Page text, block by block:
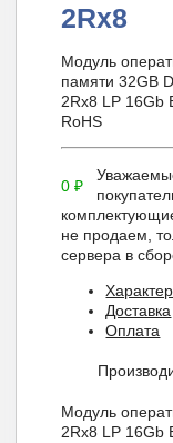
2Rx8
Модуль
памяти 32GB
2Rx8 LP 16Gb
RoHS
0₽
не продаем,
сервера в
Доставка
Оплата
Модуль
2Rx8 LP 16Gb